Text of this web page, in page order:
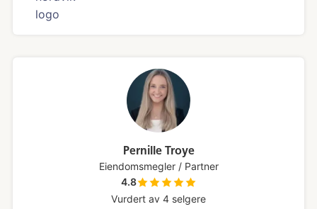
Pernille Troye
Eiendomsmegler / Partner
4.8
Vurdert av 4 selgere